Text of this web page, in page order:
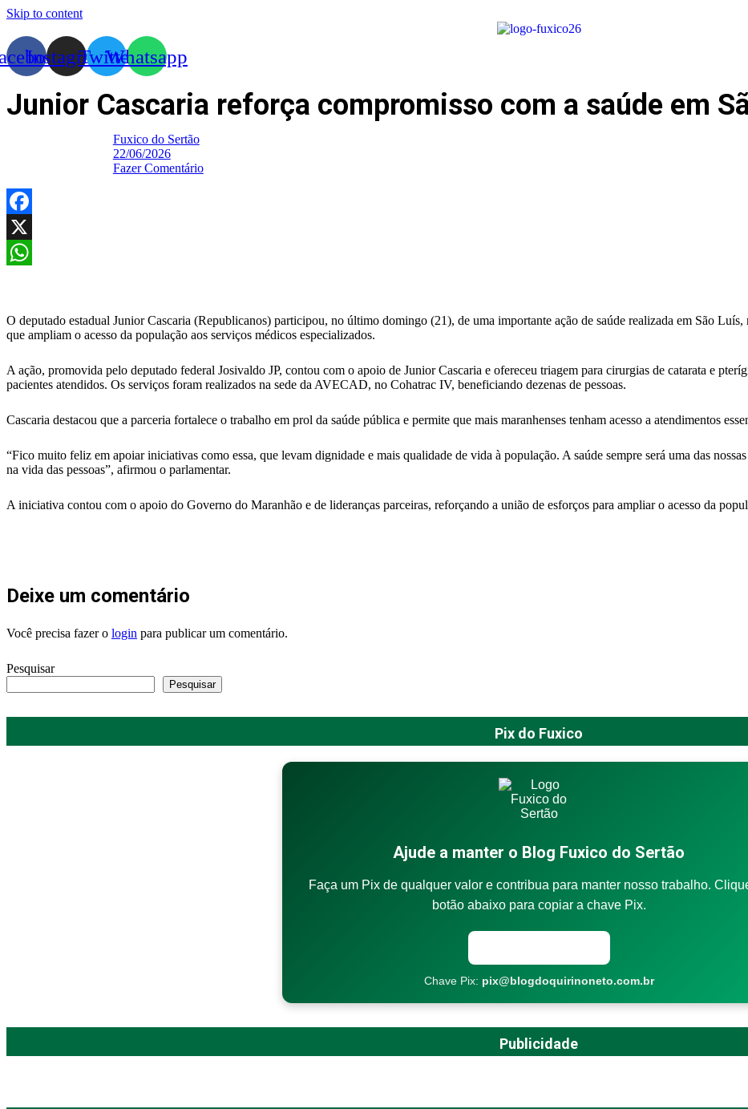
Skip to content
InstagramTwitterWhatsapp
Junior Cascaria reforça compromisso com a saúde em
Fuxico do Sertão
22/06/2026
Fazer Comentário
Facebook
X
O deputado estadual Junior Cascaria (Republicanos) participou, no último domingo (21), de uma importante ação de saúde realizada em São
que ampliam o acesso da população aos serviços médicos especializados.
A ação, promovida pelo deputado federal Josivaldo JP, contou com o apoio de Junior Cascaria e ofereceu triagem para cirurgias de catarata e
pacientes atendidos. Os serviços foram realizados na sede da AVECAD, no Cohatrac IV, beneficiando dezenas de pessoas.
Cascaria destacou que a parceria fortalece o trabalho em prol da saúde pública e permite que mais maranhenses tenham acesso a atendimentos
“Fico muito feliz em apoiar iniciativas como essa, que levam dignidade e mais qualidade de vida à população. A saúde sempre será uma das
na vida das pessoas”, afirmou o parlamentar.
A iniciativa contou com o apoio do Governo do Maranhão e de lideranças parceiras, reforçando a união de esforços para ampliar o acesso da
Deixe um comentário
Você precisa fazer o login para publicar um comentário.
Pesquisar
Pesquisar
Pix do Fuxico
Ajude a manter o Blog Fuxico do Sertão
Faça um Pix de qualquer valor e contribua para manter nosso trabalho.
botão abaixo para copiar a chave Pix.
Chave Pix: pix@blogdoquirinoneto.com.br
Publicidade